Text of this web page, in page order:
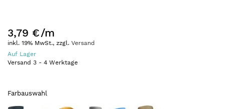
3,79 €/m
inkl. 19% MwSt., zzgl. Versand
Auf Lager
Versand 3 - 4 Werktage
Farbauswahl